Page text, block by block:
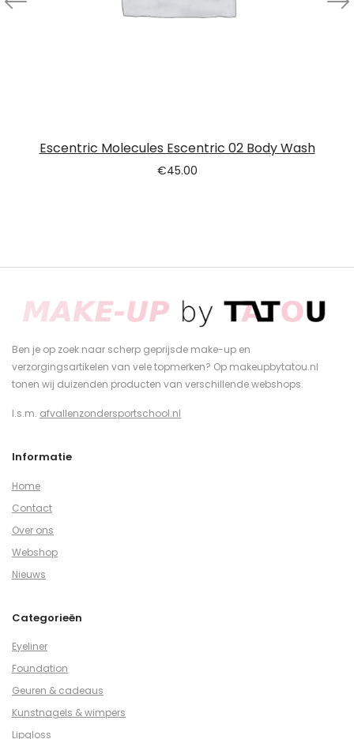
Escentric Molecules Escentric 02 Body Wash
€45.00
Ben je op zoek naar scherp geprijsde make-up en
verzorgingsartikelen van vele topmerken? Op makeupbytatou.nl
tonen wij duizenden producten van verschillende webshops.
I.s.m. afvallenzondersportschool.nl
Informatie
Home
Contact
Over ons
Webshop
Nieuws
Categorieën
Eyeliner
Foundation
Geuren & cadeaus
Kunstnagels & wimpers
Lipgloss